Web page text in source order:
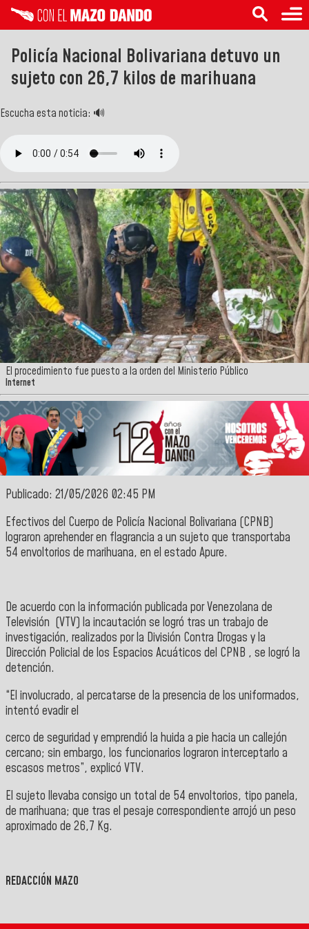
Policía Nacional Bolivariana detuvo un
sujeto con 26,7 kilos de marihuana
Escucha esta noticia: 🔊
El procedimiento fue puesto a la orden del Ministerio Público
Internet
Publicado: 21/05/2026 02:45 PM
Efectivos del Cuerpo de Policía Nacional Bolivariana (CPNB)
lograron aprehender en flagrancia a un sujeto que transportaba
54 envoltorios de marihuana, en el estado Apure.
De acuerdo con la información publicada por Venezolana de
Televisión (VTV) la incautación se logró tras un trabajo de
investigación, realizados por la División Contra Drogas y la
Dirección Policial de los Espacios Acuáticos del CPNB , se logró la
detención.
“El involucrado, al percatarse de la presencia de los uniformados,
intentó evadir el
cerco de seguridad y emprendió la huida a pie hacia un callejón
cercano; sin embargo, los funcionarios lograron interceptarlo a
escasos metros”, explicó VTV.
El sujeto llevaba consigo un total de 54 envoltorios, tipo panela,
de marihuana; que tras el pesaje correspondiente arrojó un peso
aproximado de 26,7 Kg.
REDACCIÓN MAZO